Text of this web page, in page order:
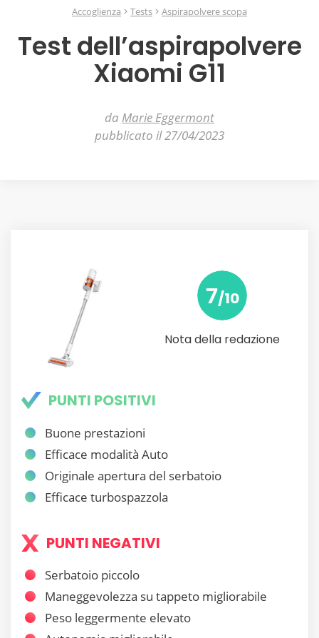
Accoglienza Tests Aspirapolvere scopa
Test dell’aspirapolvere
Xiaomi G11
da Marie Eggermont
pubblicato il 27/04/2023
7/10
Nota della redazione
PUNTI POSITIVI
Buone prestazioni
Efficace modalità Auto
Originale apertura del serbatoio
Efficace turbospazzola
PUNTI NEGATIVI
Serbatoio piccolo
Maneggevolezza su tappeto migliorabile
Peso leggermente elevato